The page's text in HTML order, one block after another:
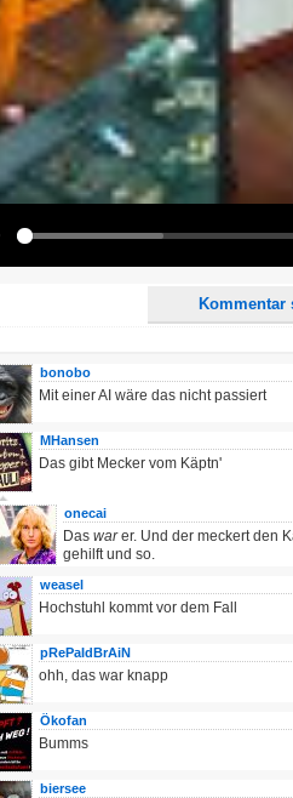
Kommentar
Adresse (optional):
HTML-Tags außer <br>, <strike> und <i> werden
werden automatisch umgewandelt. Bitte
Ich möchte eine E-Mail, wenn auf dieser
bonobo
Mit einer AI wäre das nicht passiert
MHansen
Das gibt Mecker vom Käptn'
onecai
Das warer. Und der meckert den
gehilft und so.
weasel
Hochstuhl kommt vor dem Fall
pRePaIdBrAiN
ohh, das war knapp
Ökofan
Bumms
biersee